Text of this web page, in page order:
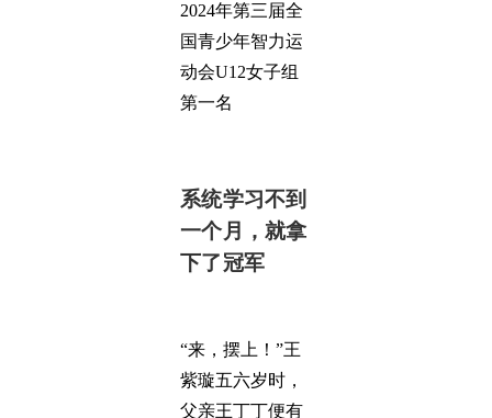
2024年第三届全
国青少年智力运
动会U12女子组
第一名
系统学习不到
一个月，就拿
下了冠军
“来，摆上！”王
紫璇五六岁时，
父亲王丁丁便有